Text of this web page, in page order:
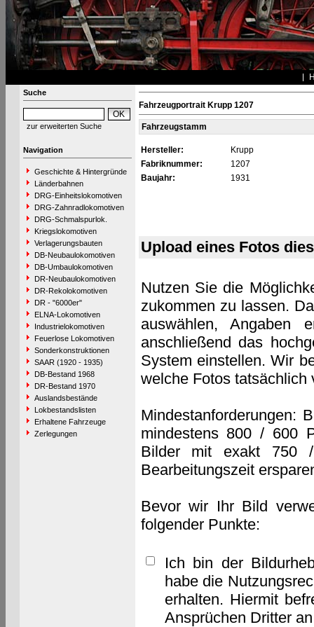
Suche
zur erweiterten Suche
Navigation
Geschichte & Hintergründe
Länderbahnen
DRG-Einheitslokomotiven
DRG-Zahnradlokomotiven
DRG-Schmalspurlok.
Kriegslokomotiven
Verlagerungsbauten
DB-Neubaulokomotiven
DB-Umbaulokomotiven
DR-Neubaulokomotiven
DR-Rekolokomotiven
DR - "6000er"
ELNA-Lokomotiven
Industrielokomotiven
Feuerlose Lokomotiven
Sonderkonstruktionen
SAAR (1920 - 1935)
DB-Bestand 1968
DR-Bestand 1970
Auslandsbestände
Lokbestandslisten
Erhaltene Fahrzeuge
Zerlegungen
Fahrzeugportrait Krupp 1207
Fahrzeugstamm
Hersteller:
Krupp
Fabriknummer:
1207
Baujahr:
1931
Upload eines Fotos
Nutzen Sie die
zukommen zu lassen.
auswählen, Angaben
anschließend das
System einstellen. Wir
welche Fotos tatsächlich
Mindestanforderungen:
mindestens 800 / 600
Bilder mit exakt 750
Bearbeitungszeit
Bevor wir Ihr Bild
folgender Punkte:
Ich bin der
habe die
erhalten. Hiermit
Ansprüchen Dritter